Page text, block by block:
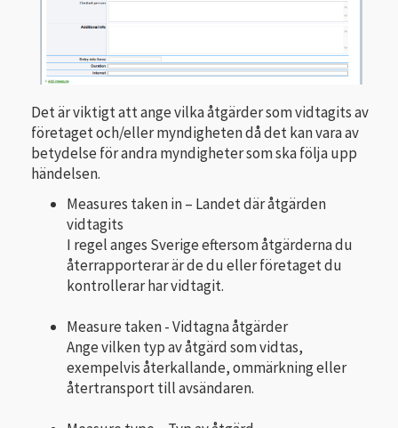
Det är viktigt att ange vilka åtgärder som vidtagits av
företaget och/eller myndigheten då det kan vara av
betydelse för andra myndigheter som ska följa upp
händelsen.
Measures taken in – Landet där åtgärden
vidtagits
I regel anges Sverige eftersom åtgärderna du
återrapporterar är de du eller företaget du
kontrollerar har vidtagit.
Measure taken - Vidtagna åtgärder
Ange vilken typ av åtgärd som vidtas,
exempelvis återkallande, ommärkning eller
återtransport till avsändaren.